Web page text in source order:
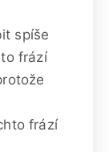
spíše
frází
frází